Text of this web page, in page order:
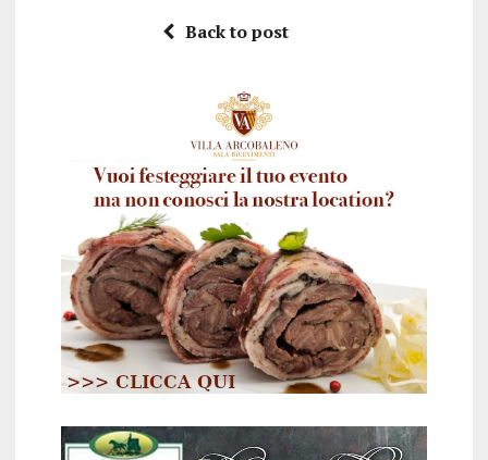
Back to post